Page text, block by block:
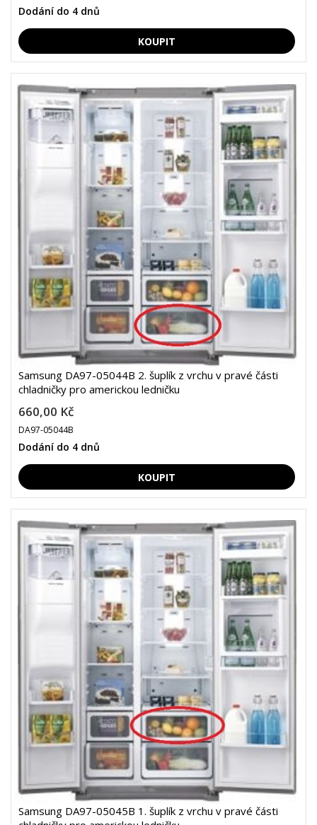
Dodání do 4 dnů
Samsung DA97-05044B 2. šuplík z vrchu v pravé části
chladničky pro americkou ledničku
660,00 Kč
DA97-05044B
Dodání do 4 dnů
Samsung DA97-05045B 1. šuplík z vrchu v pravé části